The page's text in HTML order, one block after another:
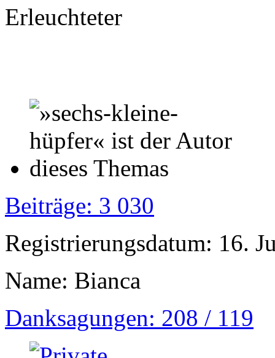
Erleuchteter
Beiträge: 3 030
Registrierungsdatum: 16.
Name: Bianca
Danksagungen: 208 / 119